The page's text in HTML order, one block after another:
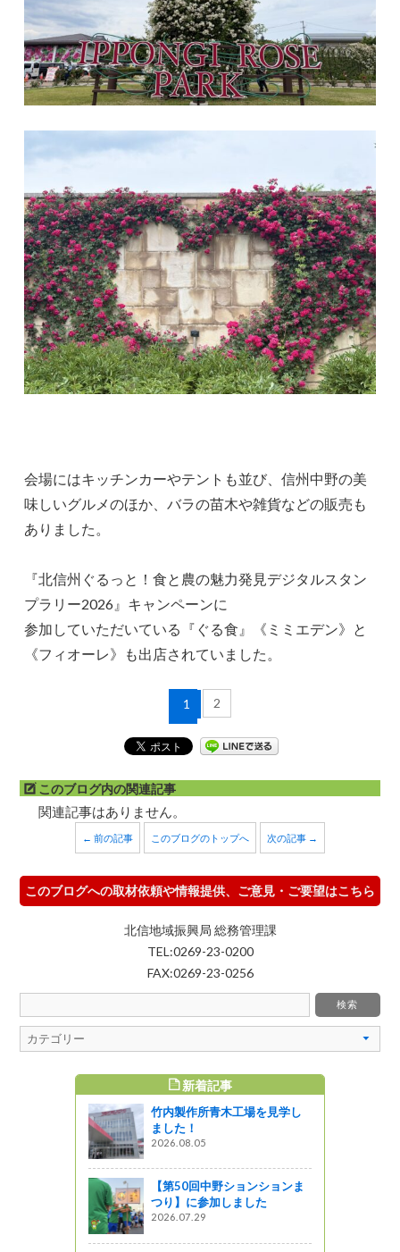
会場にはキッチンカーやテントも並び、信州中野の美
味しいグルメのほか、バラの苗木や雑貨などの販売も
ありました。
『北信州ぐるっと！食と農の魅力発見デジタルスタン
プラリー2026』キャンペーンに
参加していただいている『ぐる食』《ミミエデン》と
《フィオーレ》も出店されていました。
1 2
このブログ内の関連記事
関連記事はありません。
← 前の記事 このブログのトップへ 次の記事 →
このブログへの取材依頼や情報提供、ご意見・ご要望はこちら
北信地域振興局 総務管理課
TEL:0269-23-0200
FAX:0269-23-0256
新着記事
竹内製作所青木工場を見学し
ました！
2026.08.05
【第50回中野ションションま
つり】に参加しました
2026.07.29